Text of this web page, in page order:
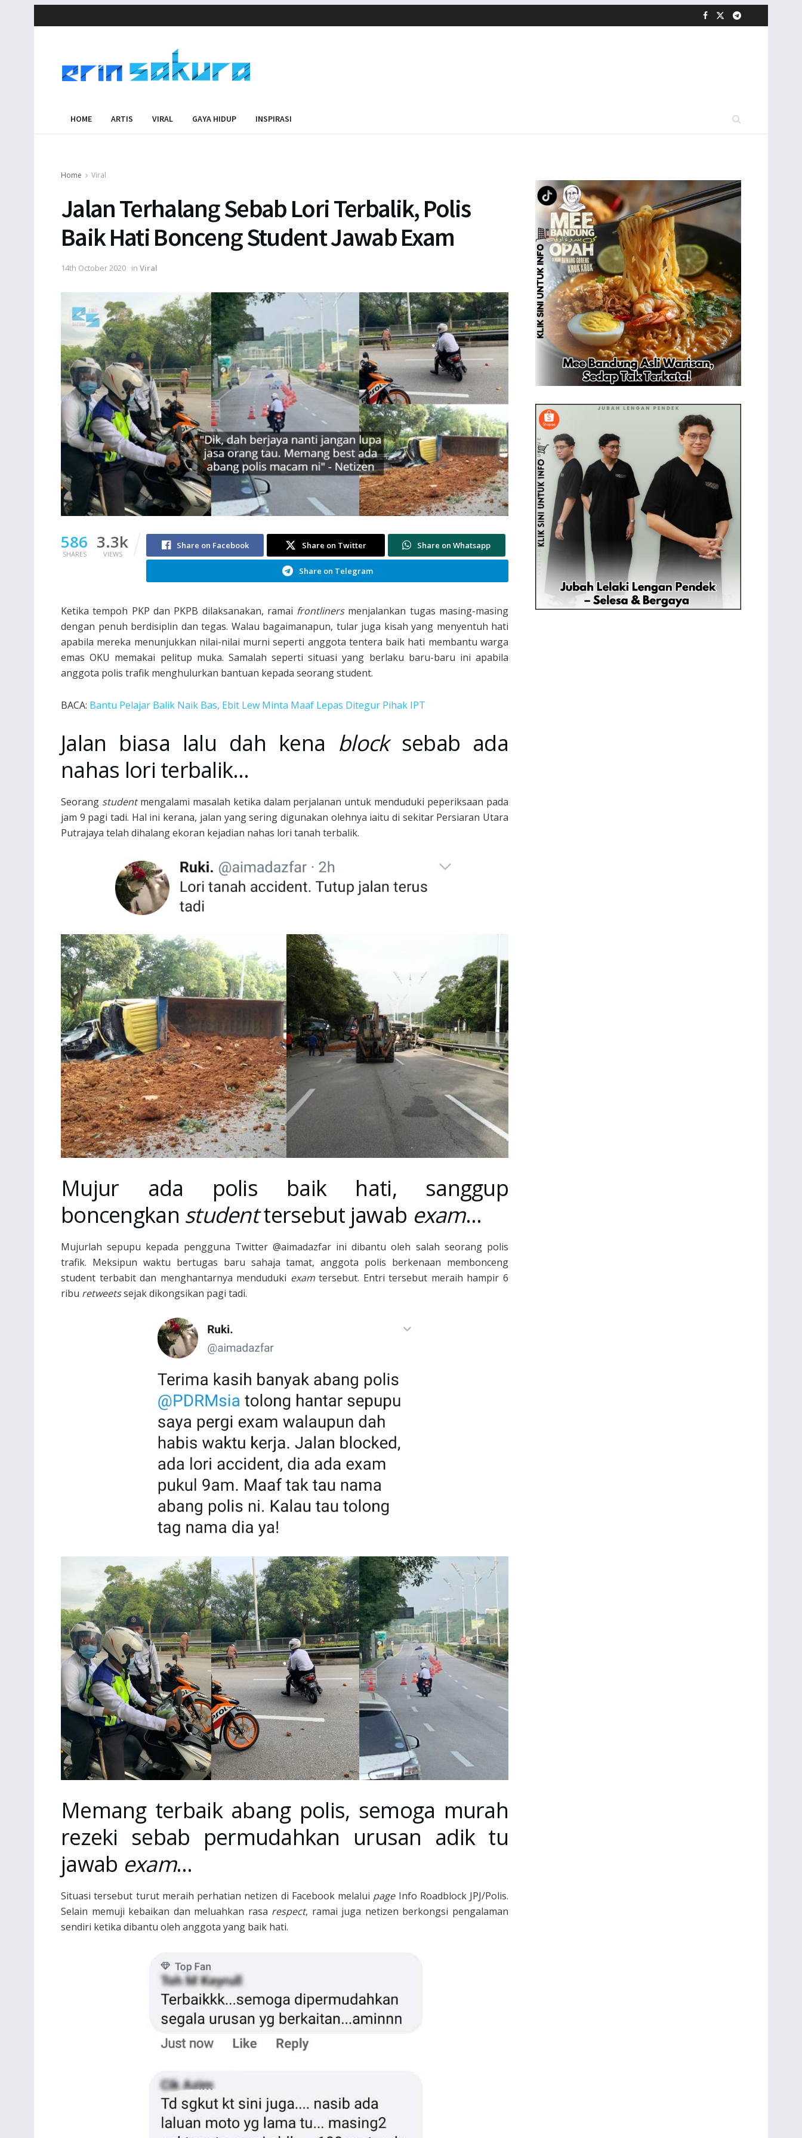
HOME ARTIS VIRAL GAYA HIDUP INSPIRASI
Home Viral
Jalan Terhalang Sebab Lori Terbalik, Polis
Baik Hati Bonceng Student Jawab Exam
14th October 2020 in Viral
586
SHARES
3.3k
VIEWS
Share on Facebook Share on Twitter Share on Whatsapp
Share on Telegram
Ketika tempoh PKP dan PKPB dilaksanakan, ramai frontlinersmenjalankan tugas masing-masing
dengan penuh berdisiplin dan tegas. Walau bagaimanapun, tular juga kisah yang menyentuh hati
apabila mereka menunjukkan nilai-nilai murni seperti anggota tentera baik hati membantu warga
emas OKU memakai pelitup muka. Samalah seperti situasi yang berlaku baru-baru ini apabila
anggota polis trafik menghulurkan bantuan kepada seorang student.
BACA: Bantu Pelajar Balik Naik Bas, Ebit Lew Minta Maaf Lepas Ditegur Pihak IPT
Jalan biasa lalu dah kena blocksebab ada
nahas lori terbalik…
Seorang studentmengalami masalah ketika dalam perjalanan untuk menduduki peperiksaan pada
jam 9 pagi tadi. Hal ini kerana, jalan yang sering digunakan olehnya iaitu di sekitar Persiaran Utara
Putrajaya telah dihalang ekoran kejadian nahas lori tanah terbalik.
Mujur ada polis baik hati, sanggup
boncengkan studenttersebut jawab exam…
Mujurlah sepupu kepada pengguna Twitter @aimadazfar ini dibantu oleh salah seorang polis
trafik. Meksipun waktu bertugas baru sahaja tamat, anggota polis berkenaan membonceng
student terbabit dan menghantarnya menduduki examtersebut. Entri tersebut meraih hampir 6
ribu retweetssejak dikongsikan pagi tadi.
Memang terbaik abang polis, semoga murah
rezeki sebab permudahkan urusan adik tu
jawab exam…
Situasi tersebut turut meraih perhatian netizen di Facebook melalui pageInfo Roadblock JPJ/Polis.
Selain memuji kebaikan dan meluahkan rasa respect, ramai juga netizen berkongsi pengalaman
sendiri ketika dibantu oleh anggota yang baik hati.